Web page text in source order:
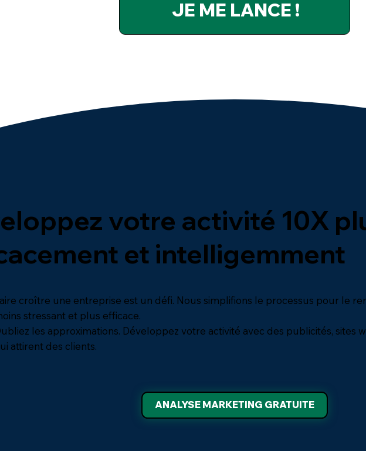
JE ME LANCE !
votre activité 10X
et intelligemment
croître une entreprise est un défi. Nous simplifions le processus pour le
stressant et plus efficace.
les approximations. Développez votre activité avec des publicités, sites
attirent des clients.
ANALYSE MARKETING GRATUITE